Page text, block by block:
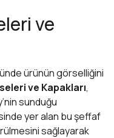
ve
ürünün görselliğini
ve Kapakları,
sunduğu
yer alan bu şeffaf
sağlayarak